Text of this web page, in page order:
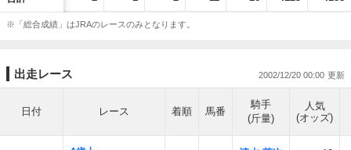
※「総合成績」はJRAのレースのみとなります。
出走レース 2002/12/20 00:00
日付 レース 着順 馬番
騎手
(斤量)
人気
(オッズ)